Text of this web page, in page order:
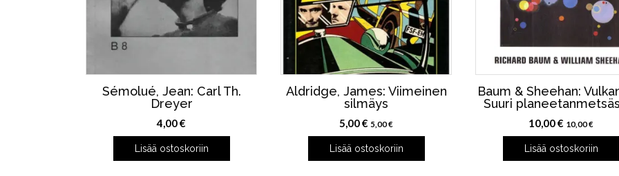
Sémolué, Jean: Carl Th.
Dreyer
4,00€
Lisää ostoskoriin
Aldridge, James: Viimeinen
silmäys
5,00€ 5,00€
Lisää ostoskoriin
Baum & Sheehan:
Suuri
10,00€ 10,00€
Lisää ostoskoriin